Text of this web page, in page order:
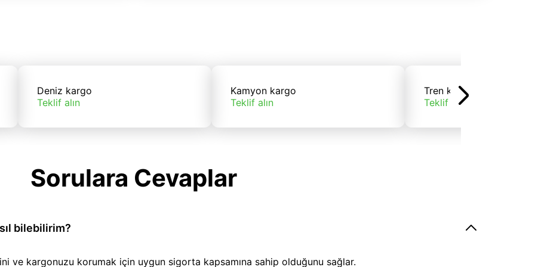
Deniz kargo
Teklif alın
Kamyon kargo
Teklif alın
Tren kargo
Teklif alın
Sorulara Cevaplar
bilebilirim?
ve kargonuzu korumak için uygun sigorta kapsamına sahip olduğunu sağlar.